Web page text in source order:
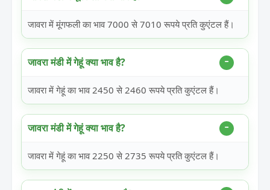
जावरा में मूंगफली का भाव 7000 से 7010 रूपये प्रति कुएंटल हैं।
जावरा मंडी में गेहूं क्या भाव है?
जावरा में गेहूं का भाव 2450 से 2460 रूपये प्रति कुएंटल हैं।
जावरा मंडी में गेहूं क्या भाव है?
जावरा में गेहूं का भाव 2250 से 2735 रूपये प्रति कुएंटल हैं।